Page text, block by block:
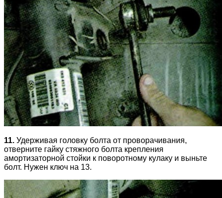
11. Удерживая головку болта от проворачивания,
отверните гайку стяжного болта крепления
амортизаторной стойки к поворотному кулаку и выньте
болт. Нужен ключ на 13.